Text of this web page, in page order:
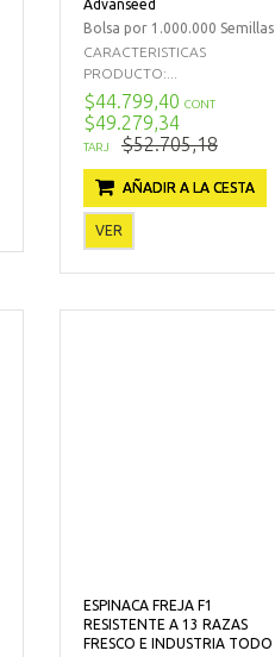
Advanseed
Bolsa por 1.000.000 Semillas
CARACTERISTICAS
PRODUCTO:...
$44.799,40 CONT
$49.279,34
TARJ $52.705,18
AÑADIR A LA CESTA
VER
ESPINACA FREJA F1
RESISTENTE A 13 RAZAS
FRESCO E INDUSTRIA TODO